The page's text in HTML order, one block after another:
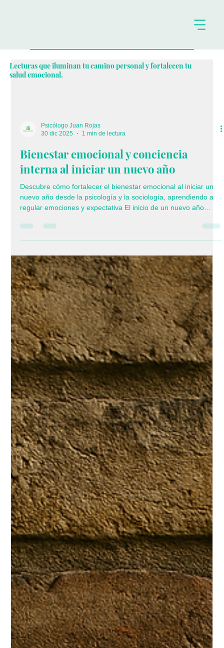
Psicólogo Juan Rojas
30 dic 2025
1 min de lectura
Bienestar emocional y conciencia
interna al iniciar un nuevo año
Descubre cómo fortalecer el bienestar emocional al iniciar un
nuevo año desde la psicología y la sociología, aprendiendo a
regular emociones y expectativa El inicio de un nuevo año
Desde la psicología, este cambio simbólico invita a hacer una
pausa consciente, evaluar lo vivido y proyectar nuevas
construye desde la exigencia, sino desde la escucha interna
Lecturas que iluminan tu camino personal y fortalecen tu
salud emocional.